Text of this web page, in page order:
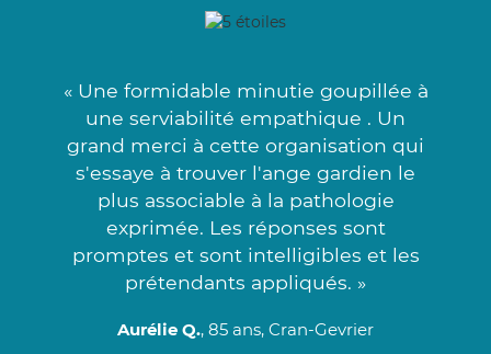
« Une formidable minutie goupillée à
une serviabilité empathique . Un
grand merci à cette organisation qui
s'essaye à trouver l'ange gardien le
plus associable à la pathologie
exprimée. Les réponses sont
promptes et sont intelligibles et les
prétendants appliqués. »
Aurélie Q., 85 ans, Cran-Gevrier